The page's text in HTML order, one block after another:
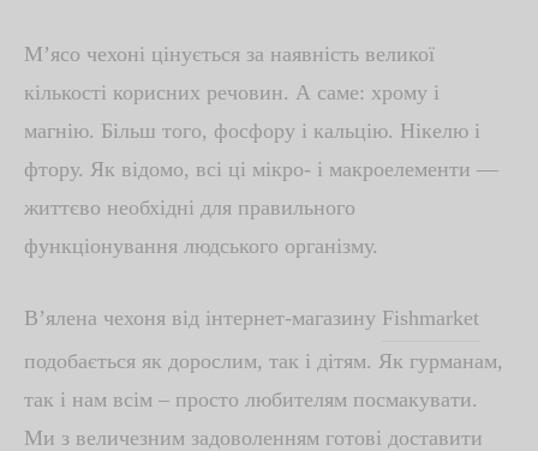
М’ясо чехоні цінується за наявність великої
кількості корисних речовин. А саме: хрому і
магнію. Більш того, фосфору і кальцію. Нікелю і
фтору. Як відомо, всі ці мікро- і макроелементи —
життєво необхідні для правильного
функціонування людського організму.
В’ялена чехоня від інтернет-магазину Fishmarket
подобається як дорослим, так і дітям. Як гурманам,
так і нам всім – просто любителям посмакувати.
Ми з величезним задоволенням готові доставити